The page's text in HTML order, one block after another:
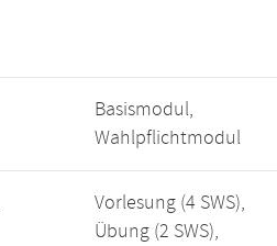
Basismodul,
Wahlpflichtmodul
Vorlesung (4 SWS),
Übung (2 SWS),